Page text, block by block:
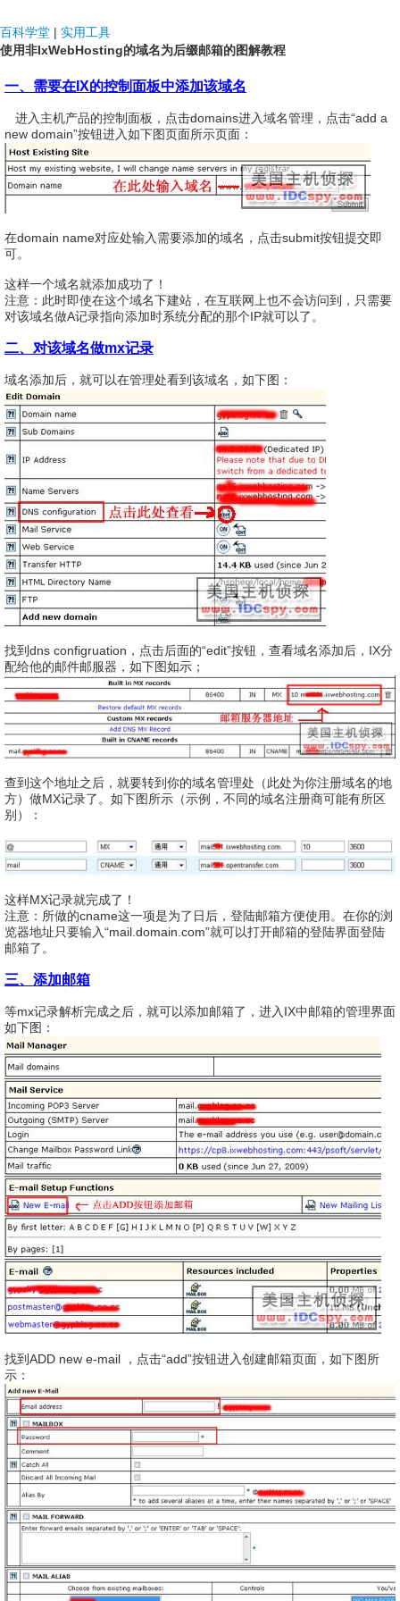
百科学堂 | 实用工具
使用非IxWebHosting的域名为后缀邮箱的图解教程
一、需要在IX的控制面板中添加该域名
进入主机产品的控制面板，点击domains进入域名管理，点击“add a
new domain”按钮进入如下图页面所示页面：
在domain name对应处输入需要添加的域名，点击submit按钮提交即
可。
这样一个域名就添加成功了！
注意：此时即使在这个域名下建站，在互联网上也不会访问到，只需要
对该域名做A记录指向添加时系统分配的那个IP就可以了。
二、对该域名做mx记录
域名添加后，就可以在管理处看到该域名，如下图：
找到dns configruation，点击后面的“edit”按钮，查看域名添加后，IX分
配给他的邮件邮服器，如下图如示；
查到这个地址之后，就要转到你的域名管理处（此处为你注册域名的地
方）做MX记录了。如下图所示（示例，不同的域名注册商可能有所区
别）：
这样MX记录就完成了！
注意：所做的cname这一项是为了日后，登陆邮箱方便使用。在你的浏
览器地址只要输入“mail.domain.com”就可以打开邮箱的登陆界面登陆
邮箱了。
三、添加邮箱
等mx记录解析完成之后，就可以添加邮箱了，进入IX中邮箱的管理界面
如下图：
找到ADD new e-mail ，点击“add”按钮进入创建邮箱页面，如下图所
示：